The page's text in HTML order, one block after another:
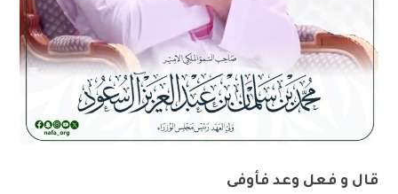
قال و فعل وعد فأوفى